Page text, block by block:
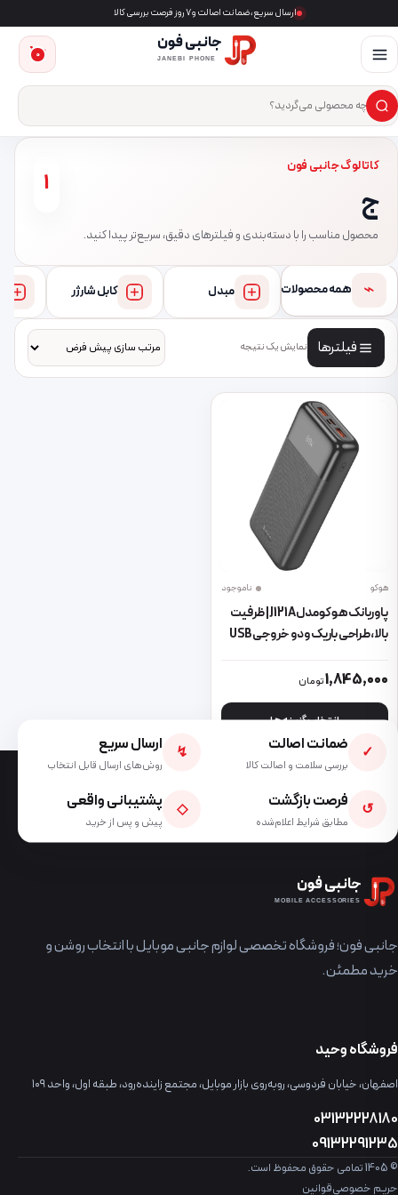
ارسال سریع، ضمانت اصالت و ۷ روز فرصت بررسی کالا
جانبی فون
JANEBI PHONE
جست‌وجوی محصول
×
0
کاتالوگ جانبی فون
ج
محصول مناسب را با دسته‌بندی و فیلترهای دقیق، سریع‌تر پیدا کنید.
1
⌁ همه محصولات مبدل کابل شارژر
فیلترها نمایش یک نتیجه
هوکو ناموجود
پاوربانک هوکو مدل J121A | ظرفیت
بالا، طراحی باریک و دو خروجی USB
1,845,000تومان
انتخاب گزینه ها
این محصول دارای انواع مختلفی می باشد. گزینه ها ممکن است در
✓ ضمانت اصالت
بررسی سلامت و اصالت کالا
↯ ارسال سریع
روش‌های ارسال قابل انتخاب
↺ فرصت بازگشت
مطابق شرایط اعلام‌شده
◇ پشتیبانی واقعی
پیش و پس از خرید
جانبی فون
MOBILE ACCESSORIES
جانبی فون؛ فروشگاه تخصصی لوازم جانبی موبایل با انتخاب روشن و
خرید مطمئن.
فروشگاه وحید
اصفهان، خیابان فردوسی، روبه‌روی بازار موبایل، مجتمع زاینده‌رود، طبقه اول، واحد ۱۰۹
03132228180
09132291235
© 1405 تمامی حقوق محفوظ است.
حریم خصوصیقوانین